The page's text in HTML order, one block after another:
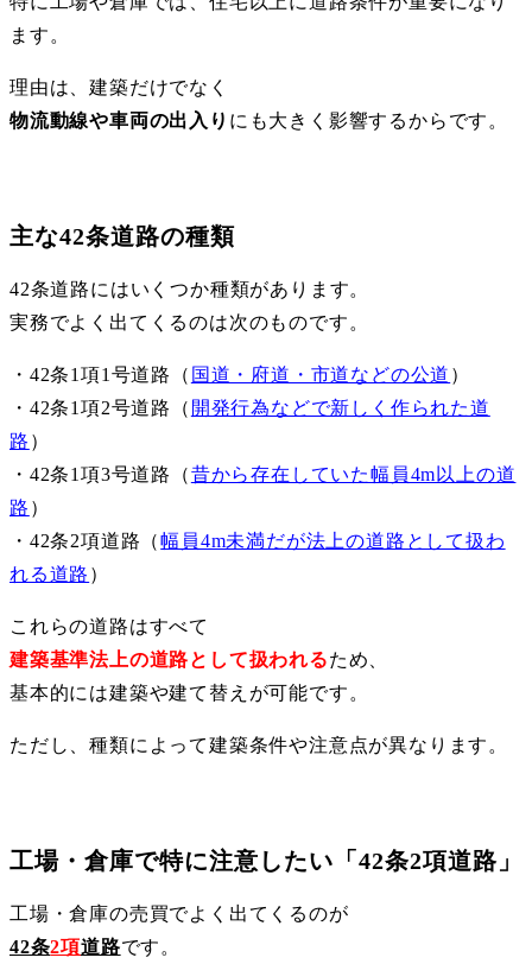
ます。
理由は、建築だけでなく
物流動線や車両の出入り にも大きく影響するからです。
主な42条道路の種類
42条道路にはいくつか種類があります。
実務でよく出てくるのは次のものです。
・42条1項1号道路（ 国道・府道・市道などの公道 ）
・42条1項2号道路（ 開発行為などで新しく作られた道
路 ）
・42条1項3号道路（昔から存在していた幅員4m以上の道
路 ）
・42条2項道路（幅員4m未満だが法上の道路として扱わ
れる道路 ）
これらの道路はすべて
建築基準法上の道路として扱われるため、
基本的には建築や建て替えが可能です。
ただし、種類によって建築条件や注意点が異なります。
工場・倉庫で特に注意したい「42条2項道路」
工場・倉庫の売買でよく出てくるのが
42条2項道路です。